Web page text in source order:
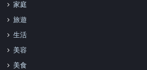
家庭
旅遊
生活
美容
美食